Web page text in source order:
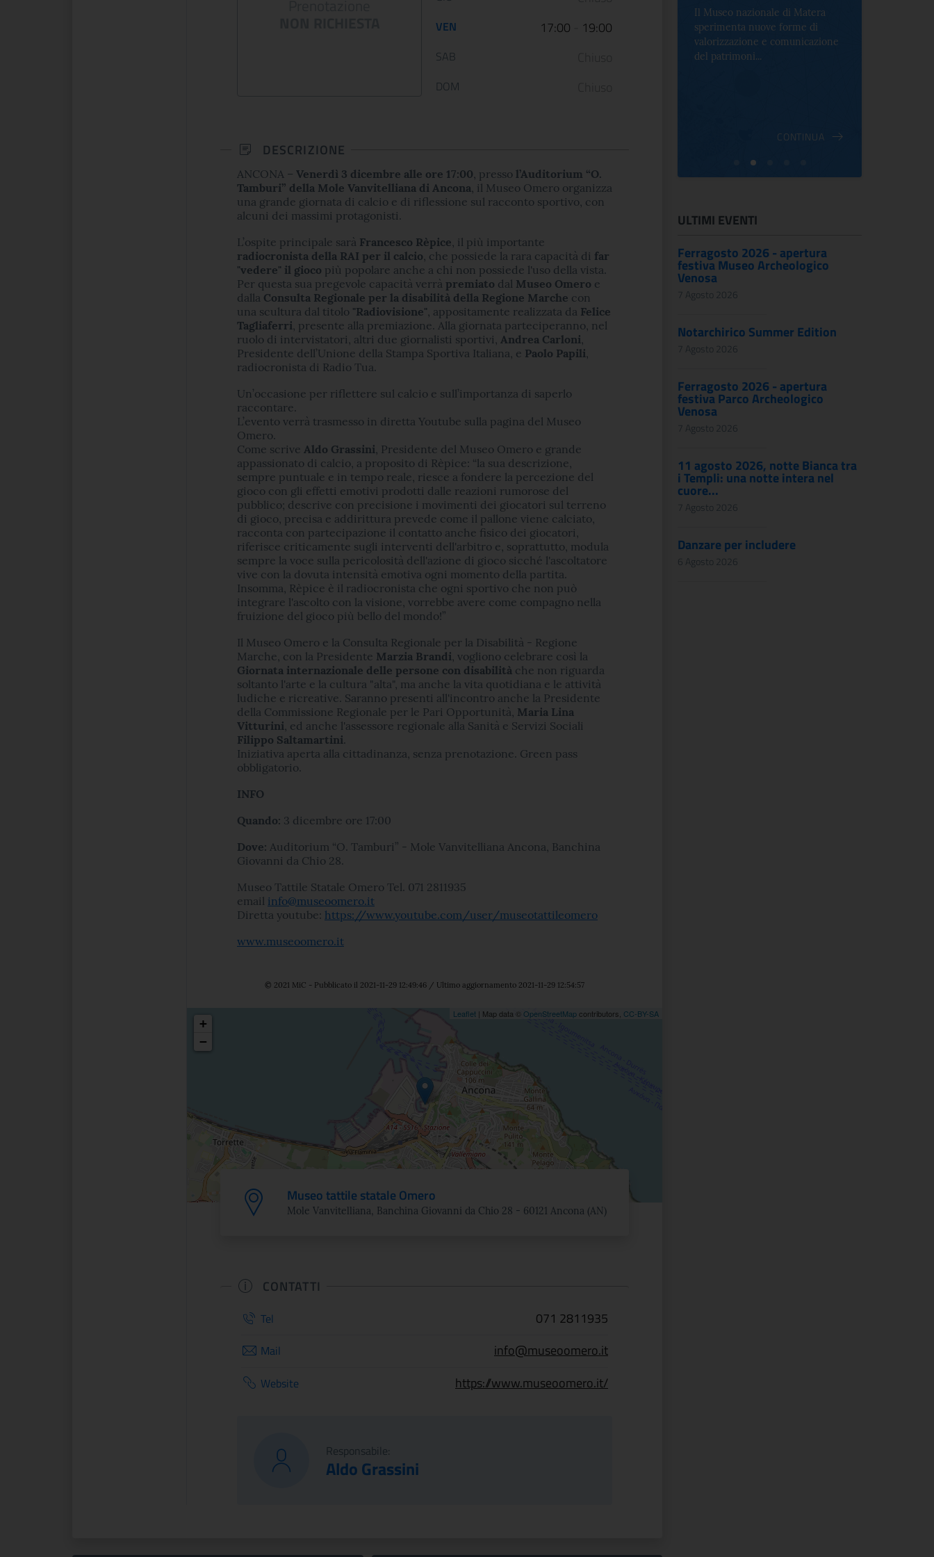
VEN 17:00 19:00
SAB
DOM
DESCRIZIONE
ANCONA – Venerdì 3 dicembre alle ore 17:00 , presso l’Auditorium “O.
Tamburi” della Mole Vanvitelliana di Ancona , il Museo Omero organizza
una grande giornata di calcio e di riflessione sul racconto sportivo, con
alcuni dei massimi protagonisti.
L’ospite principale sarà Francesco Rèpice , il più importante
radiocronista della RAI per il calcio , che possiede la rara capacità di far
"vedere" il gioco più popolare anche a chi non possiede l'uso della vista.
Per questa sua pregevole capacità verrà premiato dal Museo Omero e
dalla Consulta Regionale per la disabilità della Regione Marche con
una scultura dal titolo "Radiovisione" , appositamente realizzata da Felice
Tagliaferri , presente alla premiazione. Alla giornata parteciperanno, nel
ruolo di intervistatori, altri due giornalisti sportivi, Andrea Carloni
Presidente dell’Unione della Stampa Sportiva Italiana, e Paolo Papili
radiocronista di Radio Tua.
Un’occasione per riflettere sul calcio e sull’importanza di saperlo
raccontare.
L’evento verrà trasmesso in diretta Youtube sulla pagina del Museo
Omero.
Come scrive Aldo Grassini , Presidente del Museo Omero e grande
appassionato di calcio, a proposito di Rèpice: “la sua descrizione,
sempre puntuale e in tempo reale, riesce a fondere la percezione del
gioco con gli effetti emotivi prodotti dalle reazioni rumorose del
pubblico; descrive con precisione i movimenti dei giocatori sul terreno
di gioco, precisa e addirittura prevede come il pallone viene calciato,
racconta con partecipazione il contatto anche fisico dei giocatori,
riferisce criticamente sugli interventi dell'arbitro e, soprattutto, modula
sempre la voce sulla pericolosità dell'azione di gioco sicché l'ascoltatore
vive con la dovuta intensità emotiva ogni momento della partita.
Insomma, Rèpice è il radiocronista che ogni sportivo che non può
integrare l'ascolto con la visione, vorrebbe avere come compagno nella
fruizione del gioco più bello del mondo!”
Il Museo Omero e la Consulta Regionale per la Disabilità - Regione
Marche, con la Presidente Marzia Brandi , vogliono celebrare così la
Giornata internazionale delle persone con disabilità che non riguarda
soltanto l'arte e la cultura "alta", ma anche la vita quotidiana e le attività
ludiche e ricreative. Saranno presenti all'incontro anche la Presidente
della Commissione Regionale per le Pari Opportunità, Maria Lina
Vitturini , ed anche l'assessore regionale alla Sanità e Servizi Sociali
Filippo Saltamartini.
Iniziativa aperta alla cittadinanza, senza prenotazione. Green pass
obbligatorio.
INFO
Quando: 3 dicembre ore 17:00
Dove: Auditorium “O. Tamburi” - Mole Vanvitelliana Ancona, Banchina
Giovanni da Chio 28.
Museo Tattile Statale Omero Tel. 071 2811935
email info@museoomero.it
Diretta youtube: https://www.youtube.com/user/museotattileomero
www.museoomero.it
© 2021 MiC - Pubblicato il 2021-11-29 12:49:46 / Ultimo aggiornamento 2021-11-29 12:54:57
+
−
Leaflet | Map data © OpenStreetMap contributors, CC-BY-SA
Museo tattile statale Omero
Mole Vanvitelliana, Banchina Giovanni da Chio 28 - 60121 Ancona (AN)
CONTATTI
Tel 071 2811935
Mail info@museoomero.it
Website https://www.museoomero.it/
Responsabile:
Aldo Grassini
Le Scuderie del Quirinale
1937-1947. Capolavori salvati dalla
Da venerdì 29 aprile 2022 le
Il Museo nazionale di Matera
sperimenta nuove forme di
valorizzazione e comunicazione
del patrimoni...
CONTINUA
ULTIMI EVENTI
Ferragosto 2026 - apertura
festiva Museo Archeologico
Venosa
7 Agosto 2026
Notarchirico Summer Edition
7 Agosto 2026
Ferragosto 2026 - apertura
festiva Parco Archeologico
Venosa
7 Agosto 2026
11 agosto 2026, notte Bianca tra
i Templi: una notte intera nel
cuore...
7 Agosto 2026
Danzare per includere
6 Agosto 2026